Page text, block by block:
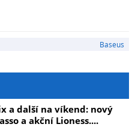
vysokým stupněm
v případě pádu. Můžete
přístroji, aniž byste se
Chraňte svůj displej
Baseus
a další na víkend: nový
a akční Lioness....